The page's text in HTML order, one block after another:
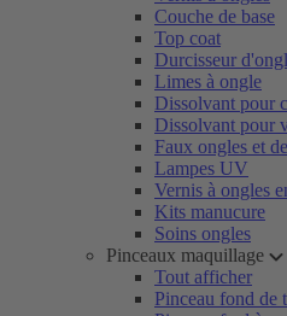
Couche de base
Top coat
Durcisseur
Limes à ongle
Dissolvant pour
Dissolvant pour
Faux ongles et
Lampes UV
Vernis à ongles
Kits manucure
Soins ongles
Pinceaux maquillage
Tout afficher
Pinceau fond de